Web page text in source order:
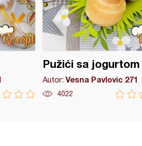
Pužići sa jogurtom
Autor:Vesna Pavlovic 271
4022